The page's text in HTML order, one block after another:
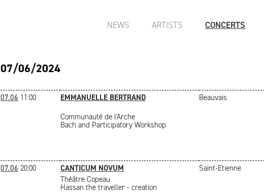
NEWS ARTISTS CONCERTS
07/06/2024
07.06 11:00 EMMANUELLE BERTRAND Beauvais
Communauté de l'Arche
Bach and Participatory Workshop
07.06 20:00 CANTICUM NOVUM Saint-Etienne
Théâtre Copeau
Hassan the traveller - creation